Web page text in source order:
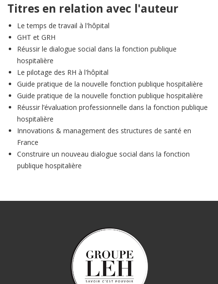
Titres en relation avec l'auteur
Le temps de travail à l'hôpital
GHT et GRH
Réussir le dialogue social dans la fonction publique
hospitalière
Le pilotage des RH à l'hôpital
Guide pratique de la nouvelle fonction publique hospitalière
Guide pratique de la nouvelle fonction publique hospitalière
Réussir l’évaluation professionnelle dans la fonction publique
hospitalière
Innovations & management des structures de santé en
France
Construire un nouveau dialogue social dans la fonction
publique hospitalière